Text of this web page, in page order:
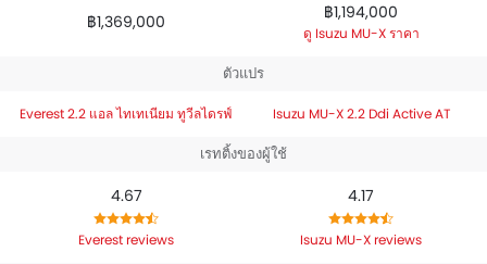
฿1,369,000 ฿1,194,000
Isuzu MU-X ราคา
ตัวแปร
Everest 2.2 แอล ไทเทเนียม ทูวีลไดรฟ์ Isuzu MU-X 2.2 Ddi Active AT
เรทติ้งของผู้ใช้
4.67
Everest reviews
4.17
Isuzu MU-X reviews